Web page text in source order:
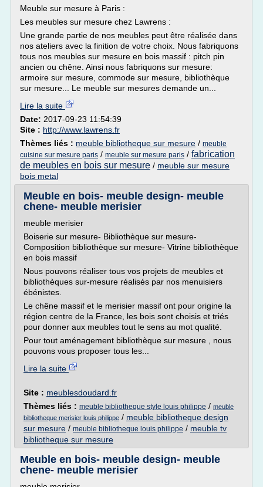
Meuble sur mesure à Paris :
Les meubles sur mesure chez Lawrens :
Une grande partie de nos meubles peut être réalisée dans
nos ateliers avec la finition de votre choix. Nous fabriquons
tous nos meubles sur mesure en bois massif : pitch pin
ancien ou chêne. Ainsi nous fabriquons sur mesure:
armoire sur mesure, commode sur mesure, bibliothèque
sur mesure... Le meuble sur mesures demande un...
Lire la suite
Date: 2017-09-23 11:54:39
Site : http://www.lawrens.fr
Thèmes liés : meuble bibliotheque sur mesure / meuble
cuisine sur mesure paris / meuble sur mesure paris / fabrication
de meubles en bois sur mesure / meuble sur mesure
bois metal
Meuble en bois- meuble design- meuble
chene- meuble merisier
meuble merisier
Boiserie sur mesure- Bibliothèque sur mesure-
Composition bibliothèque sur mesure- Vitrine bibliothèque
en bois massif
Nous pouvons réaliser tous vos projets de meubles et
bibliothèques sur-mesure réalisés par nos menuisiers
ébénistes.
Le chêne massif et le merisier massif ont pour origine la
région centre de la France, les bois sont choisis et triés
pour donner aux meubles tout le sens au mot qualité.
Pour tout aménagement bibliothèque sur mesure , nous
pouvons vous proposer tous les...
Lire la suite
Site : meublesdoudard.fr
Thèmes liés : meuble bibliotheque style louis philippe / meuble
bibliotheque merisier louis philippe / meuble bibliotheque design
sur mesure / meuble bibliotheque louis philippe / meuble tv
bibliotheque sur mesure
Meuble en bois- meuble design- meuble
chene- meuble merisier